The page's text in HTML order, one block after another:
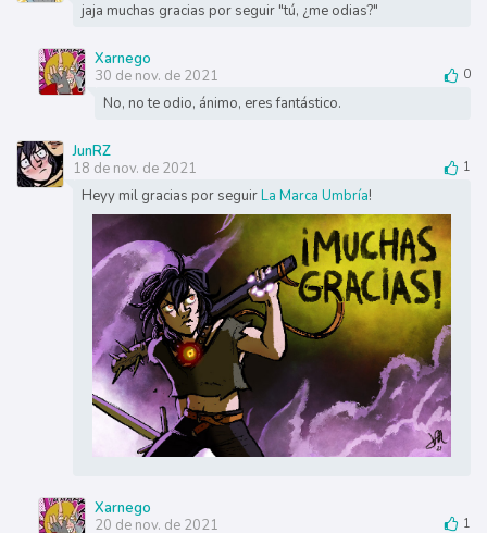
jaja muchas gracias por seguir "tú, ¿me odias?"
Xarnego
30 de nov. de 2021
0
No, no te odio, ánimo, eres fantástico.
JunRZ
18 de nov. de 2021
1
Heyy mil gracias por seguirLa Marca Umbría!
Xarnego
20 de nov. de 2021
1